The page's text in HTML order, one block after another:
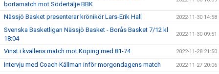
bortamatch mot Södertälje BBK
Nässjö Basket presenterar krönikör Lars-Erik Hall 2022-11-30 14:58
Svenska Basketligan Nässjö Basket - Borås Basket 7/12 kl
18:04
2022-11-30 09:51
Vinst i kvällens match mot Köping med 81-74 2022-11-28 21:50
Intervju med Coach Källman inför morgondagens match 2022-11-27 20:06